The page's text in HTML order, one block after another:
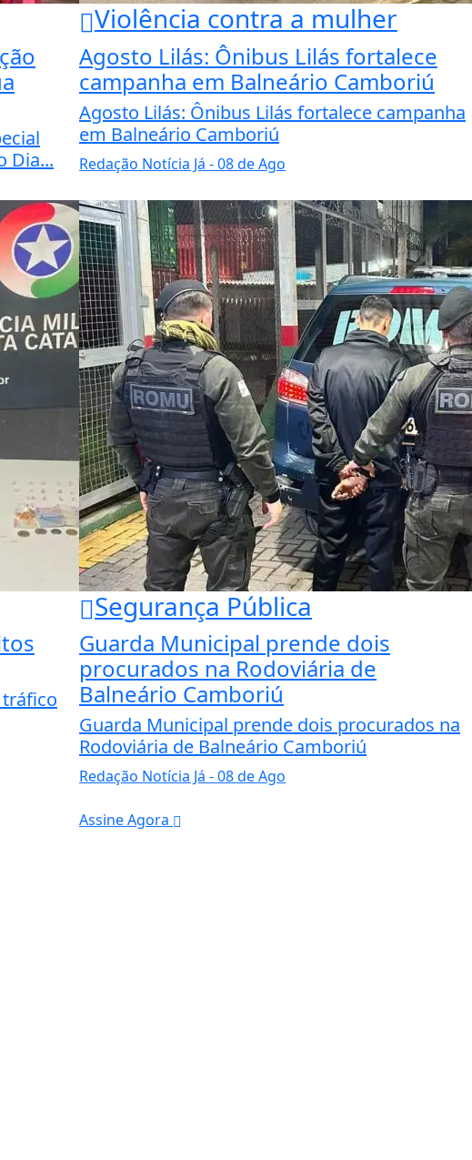
Dia...
Violência contra a mulher
Agosto Lilás: Ônibus Lilás fortalece
campanha em Balneário Camboriú
Agosto Lilás: Ônibus Lilás fortalece campanha
em Balneário Camboriú
Redação Notícia Já - 08 de Ago
Segurança Pública
Guarda Municipal prende dois
procurados na Rodoviária de
Balneário Camboriú
Guarda Municipal prende dois procurados na
Rodoviária de Balneário Camboriú
Redação Notícia Já - 08 de Ago
Assine Agora
entendemos que você